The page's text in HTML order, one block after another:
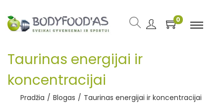
0
Taurinas energijai ir
koncentracijai
Pradžia / Blogas / Taurinas energijai ir koncentracijai